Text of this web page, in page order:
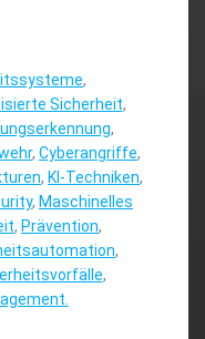
,
Sicherheit,
,
, Cyberangriffe,
, KI-Techniken,
, Maschinelles
, Prävention,
,
,